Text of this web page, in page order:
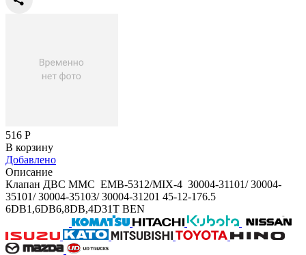
516 Р
В корзину
Добавлено
Описание
Клапан ДВС MMC EMB-5312/MIX-4 30004-31101/ 30004-
35101/ 30004-35103/ 30004-31201 45-12-176.5
6DB1,6DB6,8DB,4D31T BEN